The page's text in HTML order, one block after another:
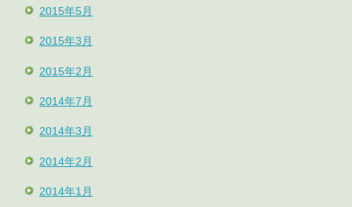
2015年5月
2015年3月
2015年2月
2014年7月
2014年3月
2014年2月
2014年1月